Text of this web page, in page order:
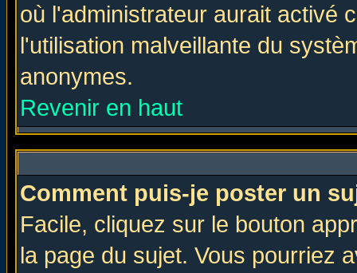
où l'administrateur aurait activé
l'utilisation malveillante du
anonymes.
Revenir en haut
Comment puis-je poster un
Facile, cliquez sur le bouton
la page du sujet. Vous pourriez